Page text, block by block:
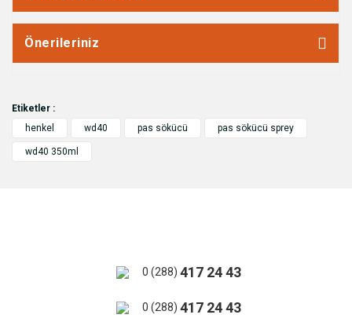
Önerileriniz
Etiketler :
henkel
wd40 pas sökücü pas sökücü sprey
wd40 350ml
0 (288) 417 24 43
0 (288) 417 24 43